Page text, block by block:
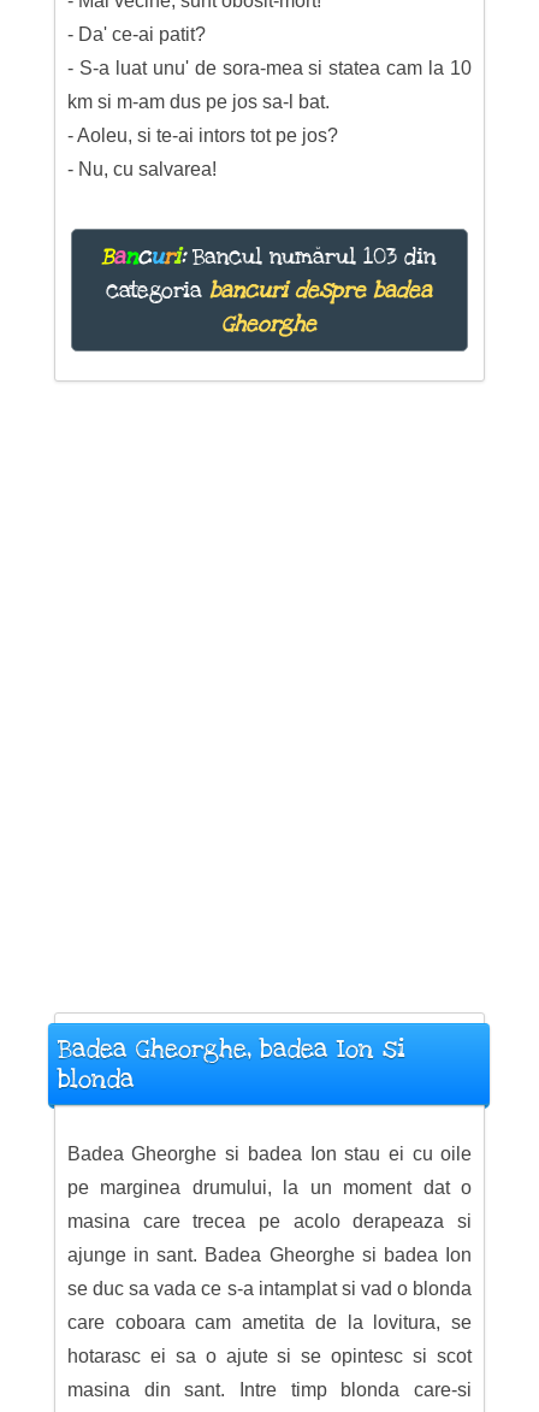
- Da' ce-ai patit?
- S-a luat unu' de sora-mea si statea cam la 10
km si m-am dus pe jos sa-l bat.
- Aoleu, si te-ai intors tot pe jos?
- Nu, cu salvarea!
Bancuri:Bancul numărul 103 din
categoriabancuri despre badea
Gheorghe
Badea Gheorghe, badea Ion si
blonda
Badea Gheorghe si badea Ion stau ei cu oile
pe marginea drumului, la un moment dat o
masina care trecea pe acolo derapeaza si
ajunge in sant. Badea Gheorghe si badea Ion
se duc sa vada ce s-a intamplat si vad o blonda
care coboara cam ametita de la lovitura, se
hotarasc ei sa o ajute si se opintesc si scot
masina din sant. Intre timp blonda care-si